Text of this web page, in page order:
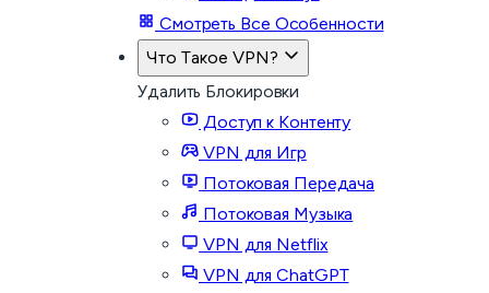
Смотреть Все Особенности
Что Такое VPN?
Удалить Блокировки
Доступ к Контенту
VPN для Игр
Потоковая Передача
Потоковая Музыка
VPN для Netflix
VPN для ChatGPT